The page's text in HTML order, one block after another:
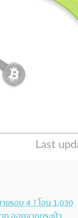
ยรอบ 4 ? โอน 1,030